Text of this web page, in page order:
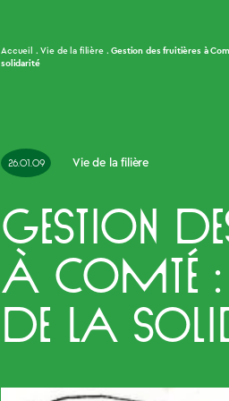
Accueil Vie de la filière
Gestion des fruitières à
solidarité
26.01.09 Vie de la filière
Gestion
à Comté
de la